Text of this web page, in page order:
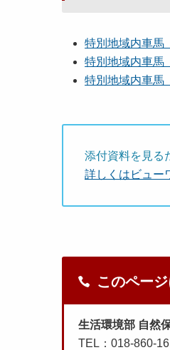
特別地域内車馬
特別地域内車馬
特別地域内車馬
添付資料を見る
詳しくはビュー
このペー
生活環境部 自然
TEL：018-860-